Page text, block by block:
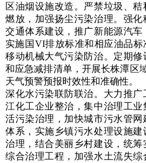
区油烟设施改造。严禁垃圾、
燃放，加强扬尘污染治理。强
交通体系建设，推广新能源汽车
实施国VI排放标准和相应油品
移动机械大气污染防治。定期
和应急减排清单，开展长株潭区
天气预警预报时效性和准确性。
深化水污染联防联治。大力推
江化工企业整治，集中治理工
活污染治理，加快城市污水管
体系，实施乡镇污水处理设施
治理，结合美丽乡村建设，统
综合治理工程，加强水土流失